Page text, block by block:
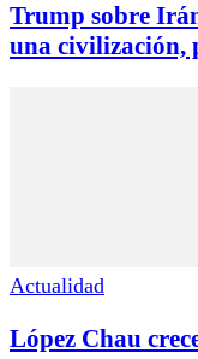
Trump sobre
una civilización,
Actualidad
López Chau